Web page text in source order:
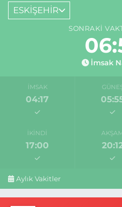
ESKİŞEHİR
SONRAKI
İmsak
İMSAK
04:17
İKINDI
17:00
Aylık Vakitler